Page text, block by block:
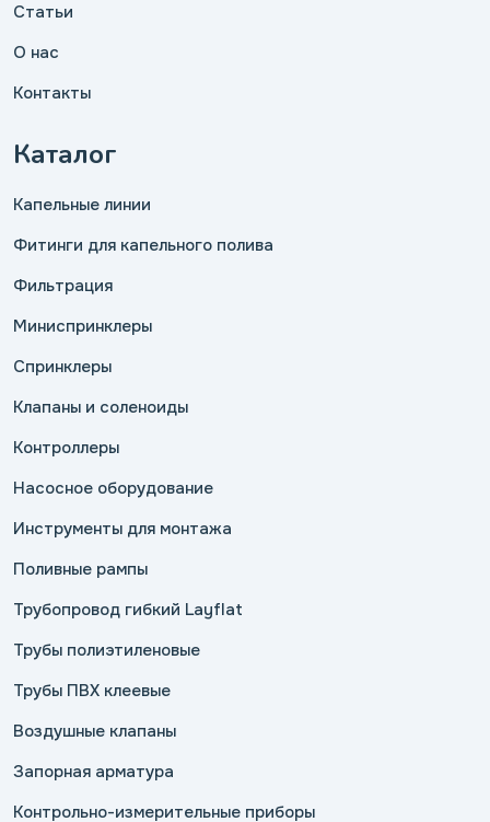
Статьи
О нас
Контакты
Каталог
Капельные линии
Фитинги для капельного полива
Фильтрация
Миниспринклеры
Спринклеры
Клапаны и соленоиды
Контроллеры
Насосное оборудование
Инструменты для монтажа
Поливные рампы
Трубопровод гибкий Layflat
Трубы полиэтиленовые
Трубы ПВХ клеевые
Воздушные клапаны
Запорная арматура
Контрольно-измерительные приборы